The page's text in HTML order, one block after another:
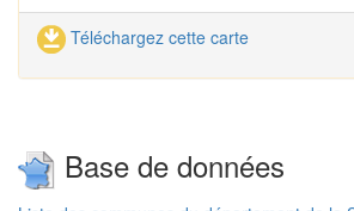
Téléchargez cette carte
Base de données